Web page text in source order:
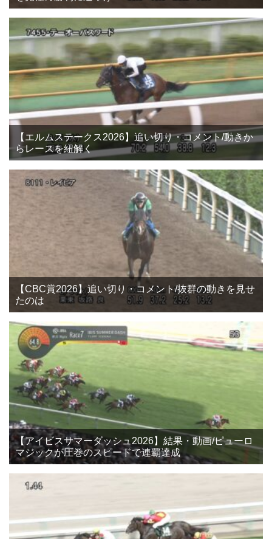
【エルムステークス2026】追い切り・コメント/動きか
らレースを紐解く
【CBC賞2026】追い切り・コメント/抜群の動きを見せ
たのは
【アイビスサマーダッシュ2026】結果・動画/ピューロ
マジックが圧巻のスピードで連覇達成